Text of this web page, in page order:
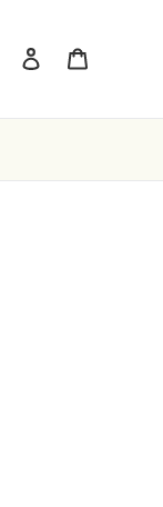
検索 ログイン